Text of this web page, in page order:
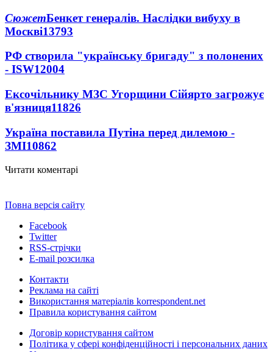
СюжетБенкет генералів. Наслідки вибуху в
Москві13793
РФ створила "українську бригаду" з полонених
- ISW12004
Ексочільнику МЗС Угорщини Сійярто загрожує
в'язниця11826
Україна поставила Путіна перед дилемою -
ЗМІ10862
Читати коментарі
Повна версія сайту
Facebook
Twitter
RSS-стрічки
E-mail розсилка
Контакти
Реклама на сайті
Використання матеріалів korrespondent.net
Правила користування сайтом
Договір користування сайтом
Політика у сфері конфіденційності і персональних даних